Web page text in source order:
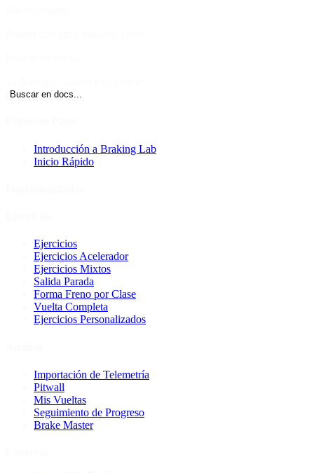
Buscar en docs...
Introducción a Braking Lab
Inicio Rápido
Ejercicios
Ejercicios Acelerador
Ejercicios Mixtos
Salida Parada
Forma Freno por Clase
Vuelta Completa
Ejercicios Personalizados
Importación de Telemetría
Pitwall
Mis Vueltas
Seguimiento de Progreso
Brake Master